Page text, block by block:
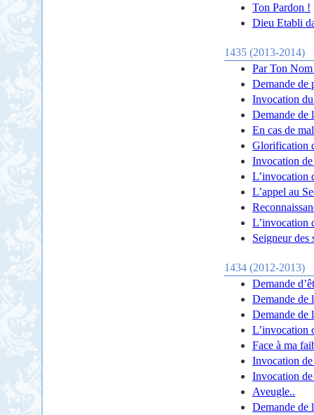
Ton Pardon !
Dieu Etabli
1435 (2013-2014)
Par Ton Nom
Demande de
Invocation
Demande de
En cas de
Glorification
Invocation
L’invocation
L’appel au
L’invocation
Seigneur des
1434 (2012-2013)
Demande
Demande de
Demande de
L’invocation
Face à ma
Invocation
Invocation
Aveugle..
Demande de